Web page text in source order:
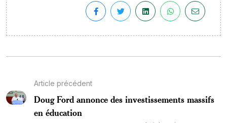
Article précédent
Doug Ford annonce des investissements massifs
en éducation